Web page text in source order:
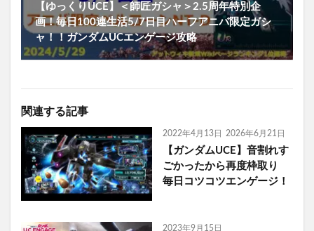
【ゆっくりUCE】＜師匠ガシャ＞2.5周年特別企
画！毎日100連生活5/7日目ハーフアニバ限定ガシ
ャ！！ガンダムUCエンゲージ攻略
関連する記事
2022年4月13日 2026年6月21日
【ガンダムUCE】音割れす
ごかったから再度枠取り
毎日コツコツエンゲージ！
2023年9月15日